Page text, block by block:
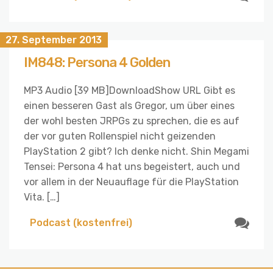
27. September 2013
IM848: Persona 4 Golden
MP3 Audio [39 MB]DownloadShow URL Gibt es
einen besseren Gast als Gregor, um über eines
der wohl besten JRPGs zu sprechen, die es auf
der vor guten Rollenspiel nicht geizenden
PlayStation 2 gibt? Ich denke nicht. Shin Megami
Tensei: Persona 4 hat uns begeistert, auch und
vor allem in der Neuauflage für die PlayStation
Vita. […]
Podcast (kostenfrei)